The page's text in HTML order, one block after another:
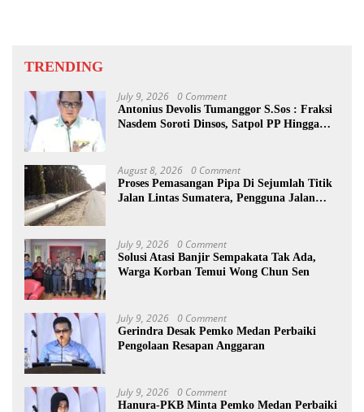
TRENDING
July 9, 2026 0 Comment
Antonius Devolis Tumanggor S.Sos : Fraksi
Nasdem Soroti Dinsos, Satpol PP Hingga
August 8, 2026 0 Comment
Proses Pemasangan Pipa Di Sejumlah Titik
Jalan Lintas Sumatera, Pengguna Jalan
July 9, 2026 0 Comment
Solusi Atasi Banjir Sempakata Tak Ada,
Warga Korban Temui Wong Chun Sen
July 9, 2026 0 Comment
Gerindra Desak Pemko Medan Perbaiki
Pengolaan Resapan Anggaran
July 9, 2026 0 Comment
Hanura-PKB Minta Pemko Medan Perbaiki